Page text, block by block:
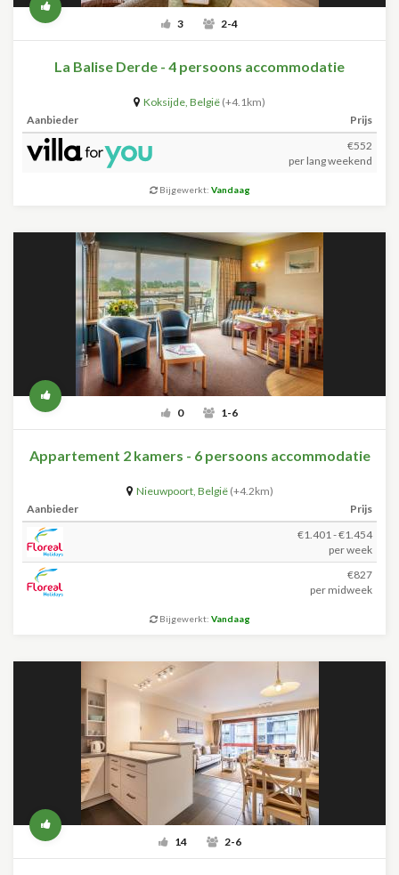
3 2-4
La Balise Derde - 4 persoons accommodatie
Koksijde, België (+4.1km)
Aanbieder
Prijs
€552
per lang weekend
Bijgewerkt: Vandaag
0 1-6
Appartement 2 kamers - 6 persoons accommodatie
Nieuwpoort, België (+4.2km)
Aanbieder
Prijs
€1.401 - €1.454
per week
€827
per midweek
Bijgewerkt: Vandaag
14 2-6